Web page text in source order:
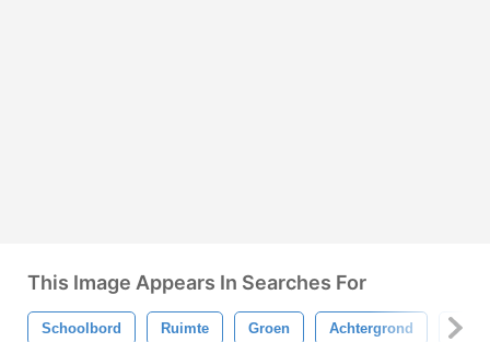
This Image Appears In Searches For
Schoolbord Ruimte Groen Achtergrond